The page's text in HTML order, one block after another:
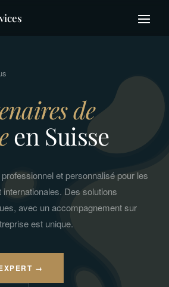
de
en Suisse
et personnalisé pour les
Des solutions
avec un accompagnement sur
est unique.
→